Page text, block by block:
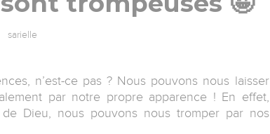
sarielle
n’est-ce pas ? Nous pouvons nous laisser
par notre propre apparence ! En effet,
Dieu, nous pouvons nous tromper par nos